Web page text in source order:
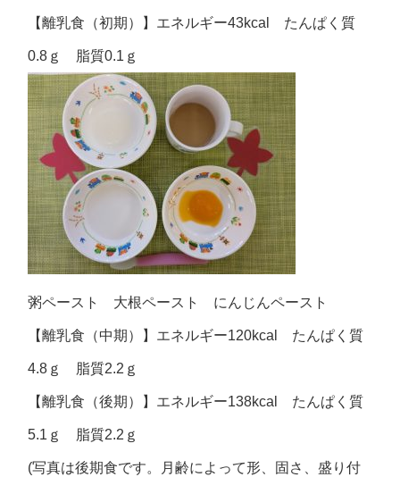
【離乳食（初期）】エネルギー43kcal たんぱく質
0.8ｇ 脂質0.1ｇ
粥ペースト 大根ペースト にんじんペースト
【離乳食（中期）】エネルギー120kcal たんぱく質
4.8ｇ 脂質2.2ｇ
【離乳食（後期）】エネルギー138kcal たんぱく質
5.1ｇ 脂質2.2ｇ
(写真は後期食です。月齢によって形、固さ、盛り付